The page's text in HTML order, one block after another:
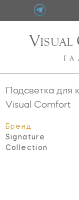
VISUAL
Подсветка для
Visual Comfort
Бренд
Signature
Collection